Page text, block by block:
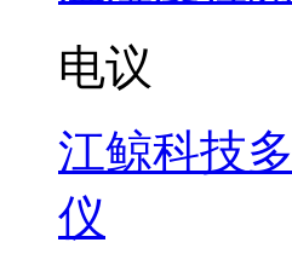
电议
江鲸科技
仪